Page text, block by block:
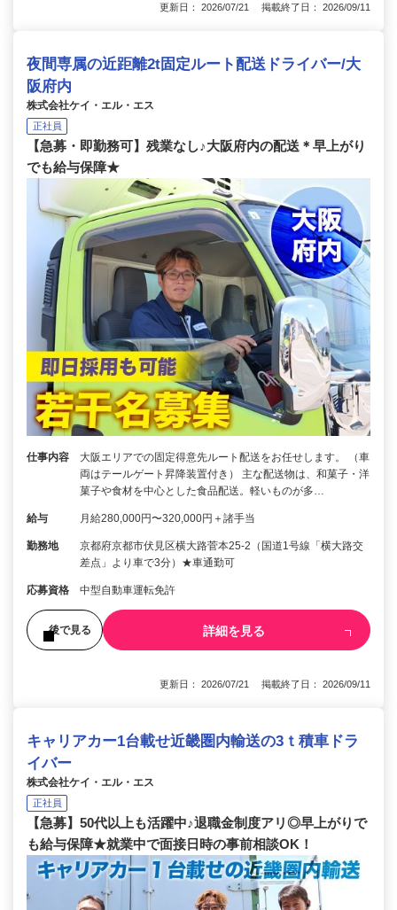
更新日： 2026/07/21 掲載終了日： 2026/09/11
夜間専属の近距離2t固定ルート配送ドライバー/大
阪府内
株式会社ケイ・エル・エス
正社員
【急募・即勤務可】残業なし♪大阪府内の配送＊早上がり
でも給与保障★
仕事内容
大阪エリアでの固定得意先ルート配送をお任せします。 （車
両はテールゲート昇降装置付き） 主な配送物は、和菓子・洋
菓子や食材を中心とした食品配送。軽いものが多…
給与 月給280,000円〜320,000円＋諸手当
勤務地
京都府京都市伏見区横大路菅本25-2（国道1号線「横大路交
差点」より車で3分）★車通勤可
応募資格 中型自動車運転免許
後で見る 詳細を見る
更新日： 2026/07/21 掲載終了日： 2026/09/11
キャリアカー1台載せ近畿圏内輸送の3ｔ積車ドラ
イバー
株式会社ケイ・エル・エス
正社員
【急募】50代以上も活躍中♪退職金制度アリ◎早上がりで
も給与保障★就業中で面接日時の事前相談OK！